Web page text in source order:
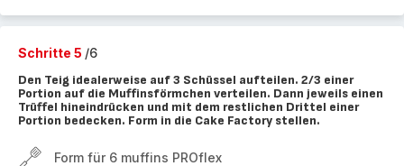
Schritte 5 /6
Den Teig idealerweise auf 3 Schüssel aufteilen. 2/3 einer
Portion auf die Muffinsförmchen verteilen. Dann jeweils einen
Trüffel hineindrücken und mit dem restlichen Drittel einer
Portion bedecken. Form in die Cake Factory stellen.
Form für 6 muffins PROflex